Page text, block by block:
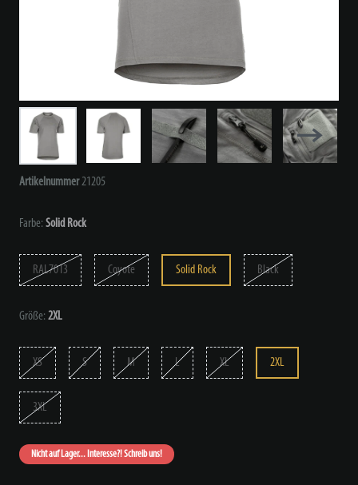
Artikelnummer21205
Farbe: Solid Rock
RAL7013 Coyote Solid Rock Black
Größe: 2XL
XS S M L XL 2XL
3XL
Nicht auf Lager... Interesse?! Schreib uns!